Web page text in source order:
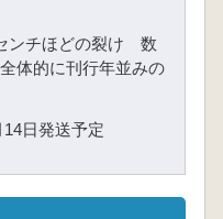
ンチほどの裂け 数
体的に刊行年並みの
14日発送予定